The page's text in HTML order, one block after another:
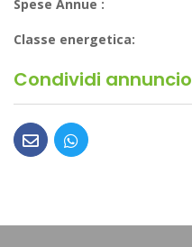
Spese Annue :
Classe energetica:
Condividi annuncio